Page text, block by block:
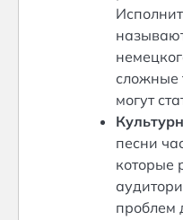
сложные
могут
песни
которые
проблем